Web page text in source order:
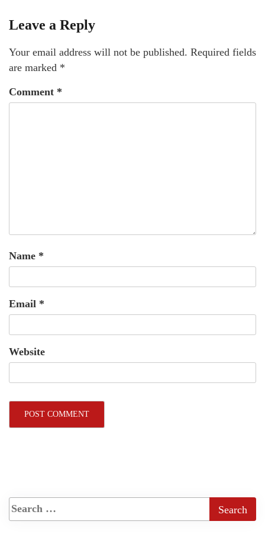
Leave a Reply
Your email address will not be published. Required fields
are marked *
Comment *
Name *
Email *
Website